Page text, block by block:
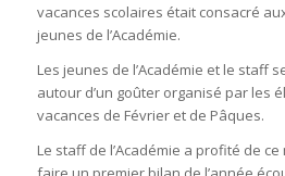
vacances scolaires était consacré
jeunes de l’Académie.
Les jeunes de l’Académie et le staff
autour d’un goûter organisé par les
vacances de Février et de Pâques.
Le staff de l’Académie a profité de